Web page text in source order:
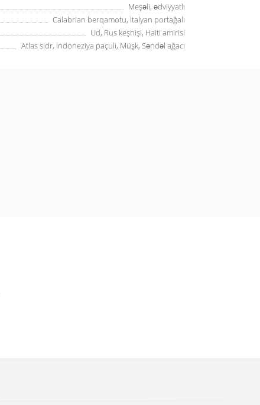
Meşəli, ədviyyatlı
Calabrian berqamotu, İtalyan portağalı
Ud, Rus keşnişi, Haiti amirisi
Atlas sidr, İndoneziya paçuli, Müşk, Səndəl ağacı